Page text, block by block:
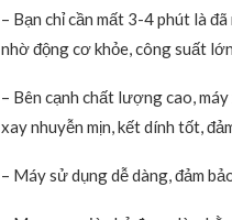
– Bạn chỉ cần mất 3-4 phút là
nhờ động cơ khỏe, công suất
– Bên cạnh chất lượng cao,
xay nhuyễn mịn, kết dính tốt,
– Máy sử dụng dễ dàng, đảm